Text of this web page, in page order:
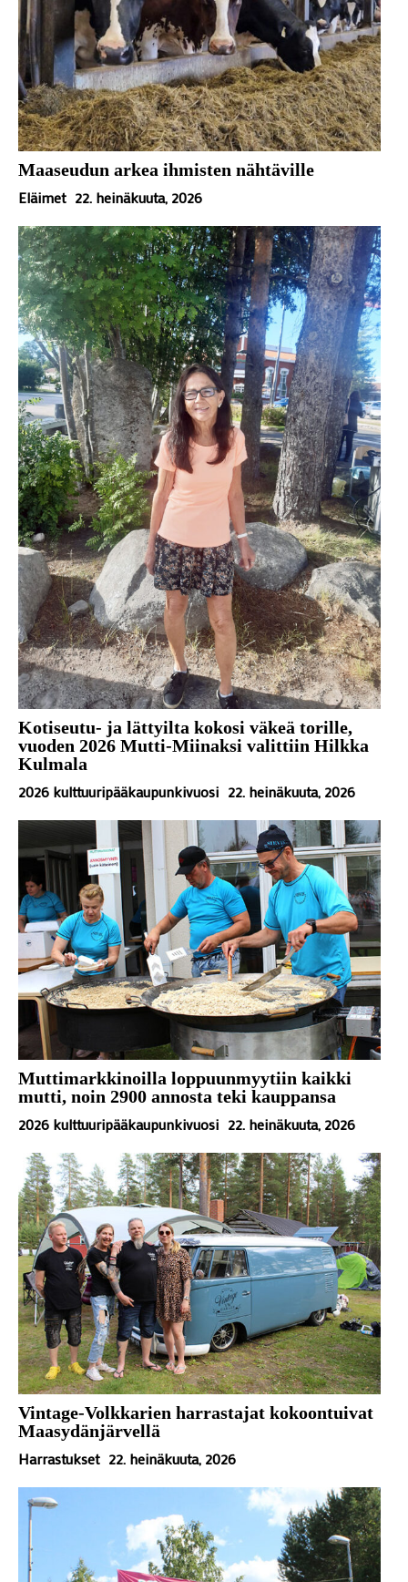
Maaseudun arkea ihmisten nähtäville
Eläimet 22. heinäkuuta, 2026
Kotiseutu- ja lättyilta kokosi väkeä torille,
vuoden 2026 Mutti-Miinaksi valittiin Hilkka
Kulmala
2026 kulttuuripääkaupunkivuosi 22. heinäkuuta, 2026
Muttimarkkinoilla loppuunmyytiin kaikki
mutti, noin 2900 annosta teki kauppansa
2026 kulttuuripääkaupunkivuosi 22. heinäkuuta, 2026
Vintage-Volkkarien harrastajat kokoontuivat
Maasydänjärvellä
Harrastukset 22. heinäkuuta, 2026